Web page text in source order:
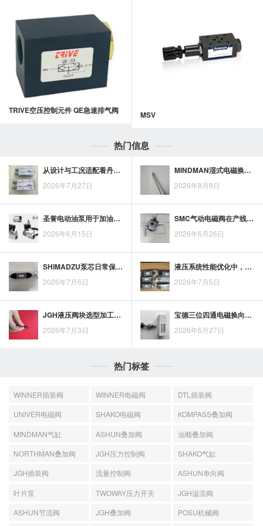
TRIVE空压控制元件 QE急速排气阀 MSV
热门信息
从设计与工况适配看丹尼森yeoshe液压油泵的产品优势
2026年7月27日
MINDMAN湿式电磁换向阀接入液压站时的接口尺寸与控制条件核对
2026年8月8日
圣誉电动油泵用于加油场景，安全稳定更适合日常油品输送
2026年6月15日
SMC气动电磁阀在产线控制中的精准执行与稳定配合
2026年6月26日
SHIMADZU泵芯日常保养要点，延长使用寿命应关注哪些细节
2026年7月6日
液压系统性能优化中，派克高压齿轮泵的作用与配置思路
2026年7月5日
JGH液压阀块选型加工指南：油路布局、阀孔规格与工况匹配要点
2026年7月3日
宝德三位四通电磁换向阀接入自动化设备前，电压、接口与中位机能需先核对
2026年6月27日
热门标签
WINNER插装阀 WINNER电磁阀
DTL插装阀
UNIVER电磁阀
SHAKO电磁阀
KOMPASS叠加阀
MINDMAN气缸
ASHUN叠加阀
油顺叠加阀
NORTHMAN叠加阀
JGH压力控制阀
SHAKO气缸
JGH插装阀
流量控制阀
ASHUN单向阀
叶片泵
TWOWAY压力开关
JGH溢流阀
ASHUN节流阀
JGH叠加阀 POSU机械阀